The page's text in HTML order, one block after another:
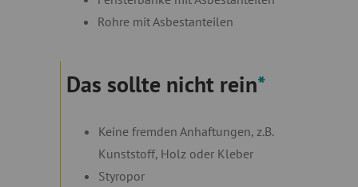
Rohre mit Asbestanteilen
Das sollte nicht rein*
Keine fremden Anhaftungen, z.B.
Kunststoff, Holz oder Kleber
Styropor